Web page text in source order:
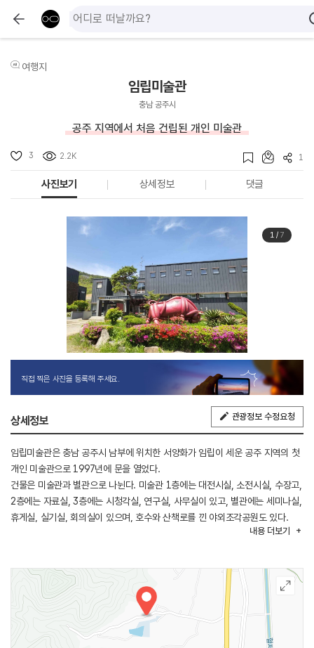
여행지
임립미술관
충남 공주시
공주 지역에서 처음 건립된 개인 미술관
3 2.2K 1
사진보기 상세정보 댓글
1/ 7
직접 찍은 사진을 등록해 주세요.
상세정보 관광정보 수정요청
임립미술관은 충남 공주시 남부에 위치한 서양화가 임립이 세운 공주 지역의 첫
개인 미술관으로 1997년에 문을 열었다.
건물은 미술관과 별관으로 나뉜다. 미술관 1층에는 대전시실, 소전시실, 수장고,
2층에는 자료실, 3층에는 시청각실, 연구실, 사무실이 있고, 별관에는 세미나실,
휴게실, 실기실, 회의실이 있으며, 호수와 산책로를 낀 야외조각공원도 있다.
임립의 작품과 소장품이 전시되어 있는 전시실에서 각종 초대전과 기획전을
문화강좌 등을 실시한다. 그리고 매년 공주국제미술제를 개최한다.
이곳은 경치가 아름답고 펜션도 있어 M.T와 가족 나들이 장소로도 이용되고
있으며 어린이 소풍 및 야외 학습체험장이 마련되어 호응을 얻고 있다. 미술관
입구에서부터 마당 곳곳에 조각들이 전시되어 있고 뒤편으로는 호수
(봉곡소류지)가 있다. 주변에는 계룡산국립공원 갑사지구, 성화산, 계룡저수지
내용 더보기